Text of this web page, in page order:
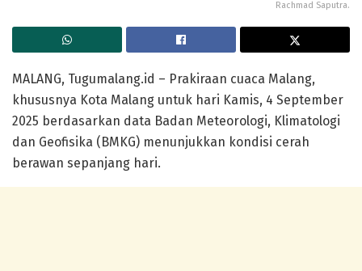
Rachmad Saputra.
MALANG, Tugumalang.id – Prakiraan cuaca Malang,
khususnya Kota Malang untuk hari Kamis, 4 September
2025 berdasarkan data Badan Meteorologi, Klimatologi
dan Geofisika (BMKG) menunjukkan kondisi cerah
berawan sepanjang hari.